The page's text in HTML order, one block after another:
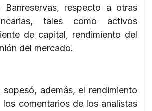
Banreservas, respecto a otras
tales como activos
de capital, rendimiento del
del mercado.
sopesó, además, el rendimiento
comentarios de los analistas